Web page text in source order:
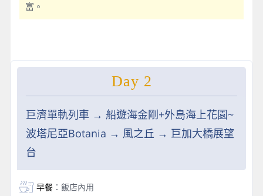
富。
Day 2
巨濟單軌列車 → 船遊海金剛+外島海上花園~
波塔尼亞Botania → 風之丘 → 巨加大橋展望
台
早餐：飯店內用